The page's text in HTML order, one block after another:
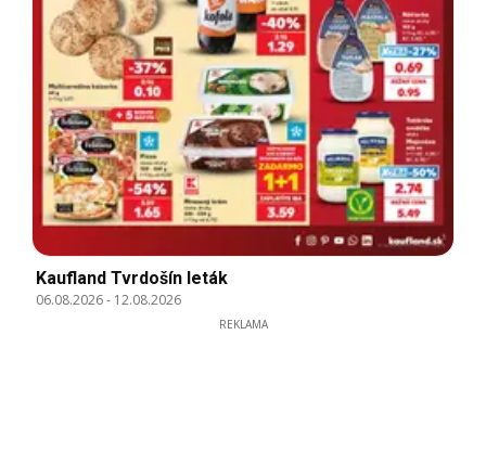
Kaufland Tvrdošín leták
06.08.2026- 12.08.2026
REKLAMA